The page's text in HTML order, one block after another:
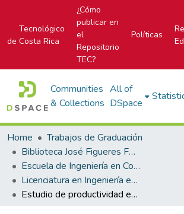
Tecnológico
de Costa Rica
¿Cómo
publicar en
el
Repositorio
TEC?
Políticas
Communities
& Collections
All of
DSpace
Home
Trabajos de Graduación
Biblioteca José Figueres Ferrer
Escuela de Ingeniería en Construcción
Licenciatura en Ingeniería en Construcción
Estudio de productividad en la instalación de paredes livianas y repello en paredes de concreto armado del Nuevo Edificio de Residencias del TEC